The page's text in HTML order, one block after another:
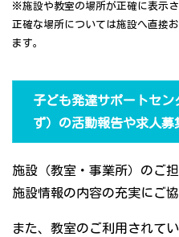
※施設や教室の場所が正確に表示
正確な場所については施設へ直接
ます。
子ども発達サポートセ
ず）の活動報告や求人募
施設（教室・事業所）のご
施設情報の内容の充実にご
また、教室のご利用されて